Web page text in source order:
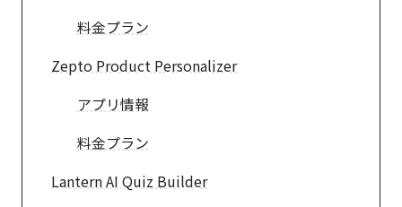
料金プラン
Zepto Product Personalizer
アプリ情報
料金プラン
Lantern AI Quiz Builder